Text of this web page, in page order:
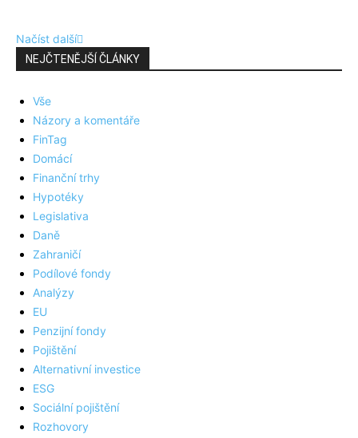
Načíst další
NEJČTENĚJŠÍ ČLÁNKY
Vše
Názory a komentáře
FinTag
Domácí
Finanční trhy
Hypotéky
Legislativa
Daně
Zahraničí
Podílové fondy
Analýzy
EU
Penzijní fondy
Pojištění
Alternativní investice
ESG
Sociální pojištění
Rozhovory